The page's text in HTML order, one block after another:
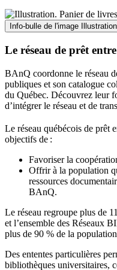
Info-bulle de l'image
Le réseau de prêt
BAnQ coordonne le réseau
publiques et son catalogue
du Québec. Découvrez leur
d’intégrer le réseau et de
Le réseau québécois de prêt
objectifs de :
Favoriser la
Offrir à la population
ressources
BAnQ.
Le réseau regroupe plus de
et l’ensemble des Réseaux
plus de 90 % de la
Des ententes particulières
bibliothèques universitaires,